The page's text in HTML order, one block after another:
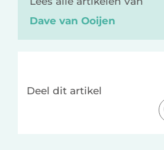
Dave van Ooijen
Deel dit artikel